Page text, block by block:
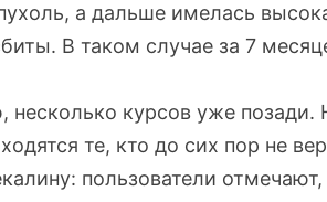
а дальше имелась
В таком случае за 7
курсов уже позади.
те, кто до сих пор не
пользователи